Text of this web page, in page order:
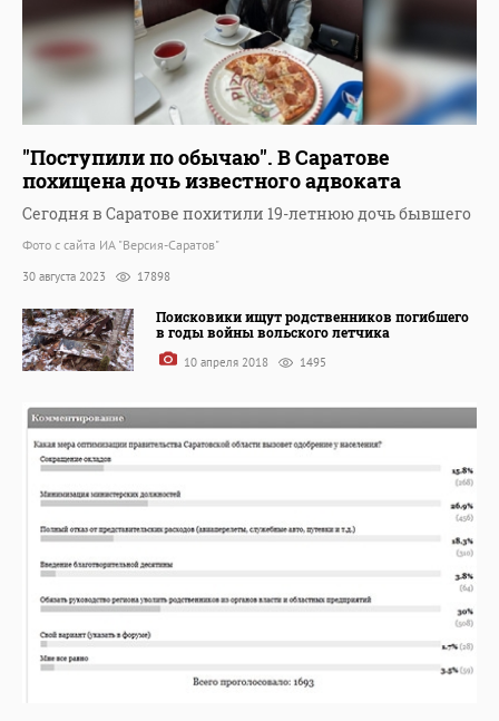
"Поступили по обычаю". В Саратове
похищена дочь известного адвоката
Сегодня в Саратове похитили 19-летнюю дочь бывшего
Фото с сайта ИА "Версия-Саратов"
30 августа 2023 17898
Поисковики ищут родственников погибшего
в годы войны вольского летчика
10 апреля 2018 1495